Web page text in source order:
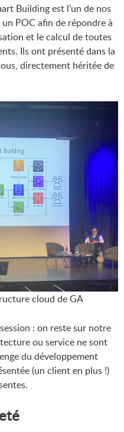
Building est l’un de nos
POC afin de répondre à
et le calcul de toutes
Ils ont présenté dans la
directement héritée de
cloud de GA
: on reste sur notre
ou service ne sont
du développement
(un client en plus !)